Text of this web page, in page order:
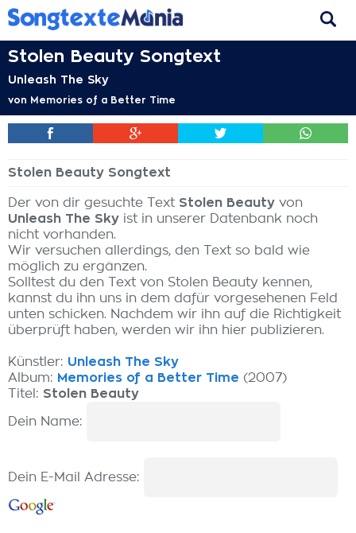
Stolen Beauty Songtext
Unleash The Sky
von Memories of a Better Time
Stolen Beauty Songtext
Der von dir gesuchte Text Stolen Beauty von
Unleash The Sky ist in unserer Datenbank noch
nicht vorhanden.
Wir versuchen allerdings, den Text so bald wie
möglich zu ergänzen.
Solltest du den Text von Stolen Beauty kennen,
kannst du ihn uns in dem dafür vorgesehenen Feld
unten schicken. Nachdem wir ihn auf die Richtigkeit
überprüft haben, werden wir ihn hier publizieren.
Künstler: Unleash The Sky
Album: Memories of a Better Time (2007)
Titel: Stolen Beauty
Dein Name:
Dein E-Mail Adresse: